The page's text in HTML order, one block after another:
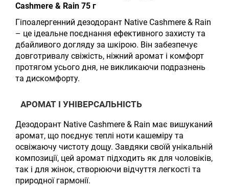
Cashmere & Rain 75 г
Гіпоалергенний дезодорант Native Cashmere & Rain
– це ідеальне поєднання ефективного захисту та
дбайливого догляду за шкірою. Він забезпечує
довготривалу свіжість, ніжний аромат і комфорт
протягом усього дня, не викликаючи подразнень
та дискомфорту.
АРОМАТ І УНІВЕРСАЛЬНІСТЬ
Дезодорант Native Cashmere & Rain має вишуканий
аромат, що поєднує теплі ноти кашеміру та
освіжаючу чистоту дощу. Завдяки своїй унікальній
композиції, цей аромат підходить як для чоловіків,
так і для жінок, створюючи відчуття легкості та
природної гармонії.